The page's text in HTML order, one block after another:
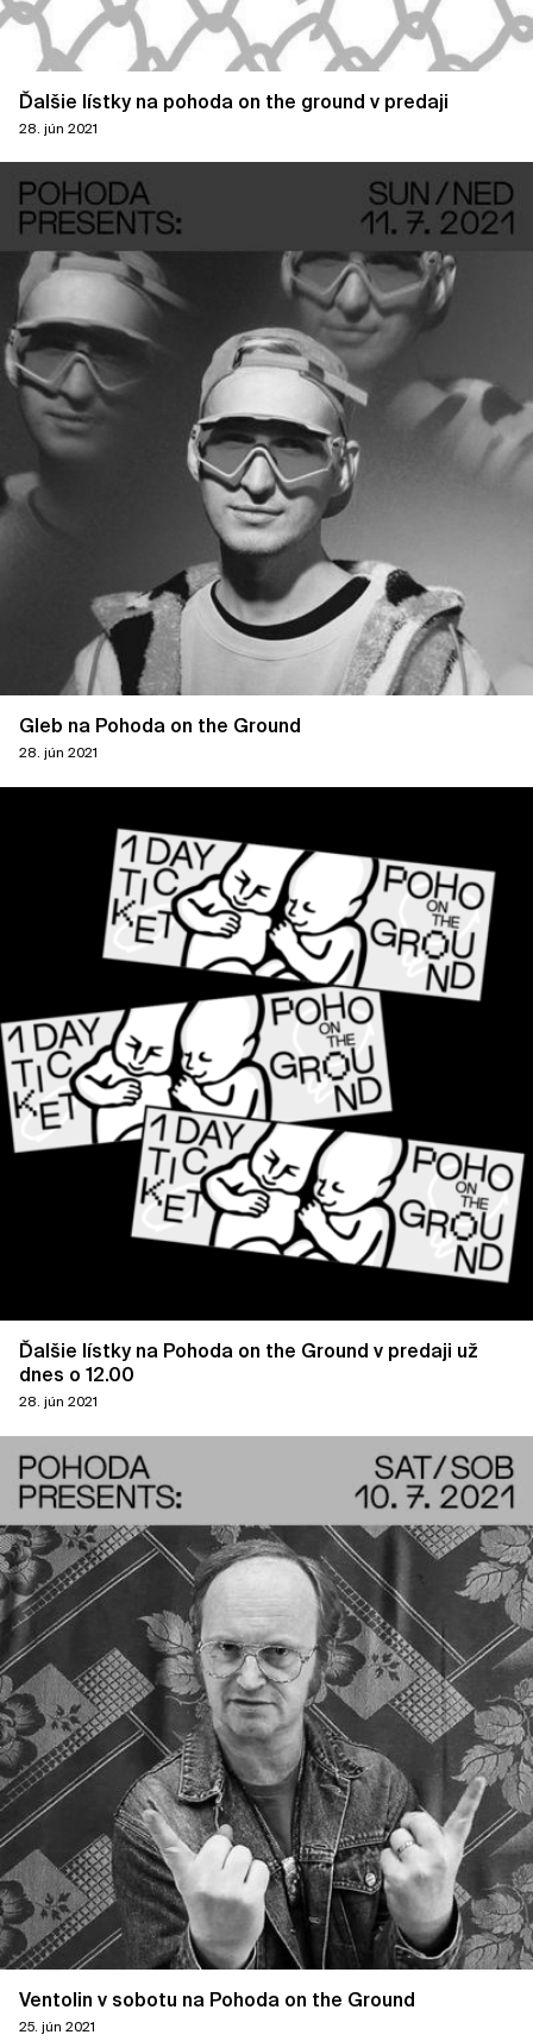
Ďalšie lístky na pohoda on the ground v predaji
28. jún 2021
Gleb na Pohoda on the Ground
28. jún 2021
Ďalšie lístky na Pohoda on the Ground v predaji už
dnes o 12.00
28. jún 2021
Ventolin v sobotu na Pohoda on the Ground
25. jún 2021